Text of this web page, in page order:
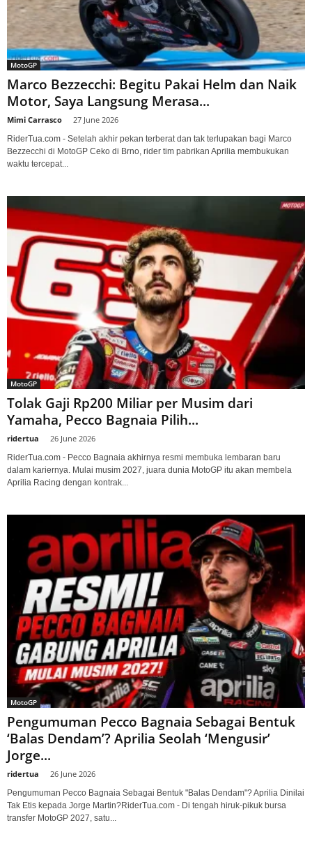
MotoGP
Marco Bezzecchi: Begitu Pakai Helm dan Naik
Motor, Saya Langsung Merasa...
Mimi Carrasco 27 June 2026
RiderTua.com - Setelah akhir pekan terberat dan tak terlupakan bagi Marco
Bezzecchi di MotoGP Ceko di Brno, rider tim pabrikan Aprilia membukukan
waktu tercepat...
MotoGP
Tolak Gaji Rp200 Miliar per Musim dari
Yamaha, Pecco Bagnaia Pilih...
ridertua 26 June 2026
RiderTua.com - Pecco Bagnaia akhirnya resmi membuka lembaran baru
dalam kariernya. Mulai musim 2027, juara dunia MotoGP itu akan membela
Aprilia Racing dengan kontrak...
MotoGP
Pengumuman Pecco Bagnaia Sebagai Bentuk
‘Balas Dendam’? Aprilia Seolah ‘Mengusir’
Jorge...
ridertua 26 June 2026
Pengumuman Pecco Bagnaia Sebagai Bentuk "Balas Dendam"? Aprilia Dinilai
Tak Etis kepada Jorge Martin?RiderTua.com - Di tengah hiruk-pikuk bursa
transfer MotoGP 2027, satu...